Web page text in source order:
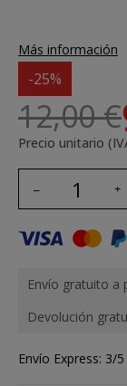
Más información
-25%
12,00 €
Precio unitario
Envío gratuito a
Devolución
Envío Express: 3/